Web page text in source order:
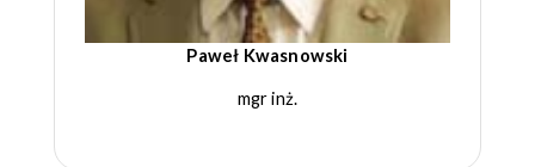
Paweł Kwasnowski
mgr inż.